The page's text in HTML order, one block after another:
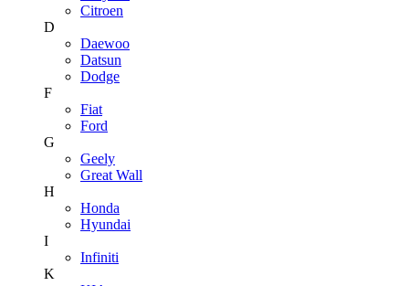
Citroen
D
Daewoo
Datsun
Dodge
F
Fiat
Ford
G
Geely
Great Wall
H
Honda
Hyundai
I
Infiniti
K